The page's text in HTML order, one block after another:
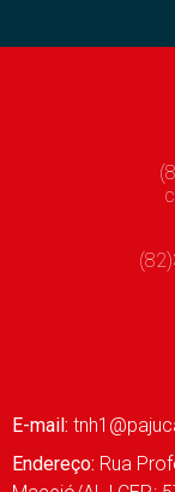
E-mail:
Endereço: Rua